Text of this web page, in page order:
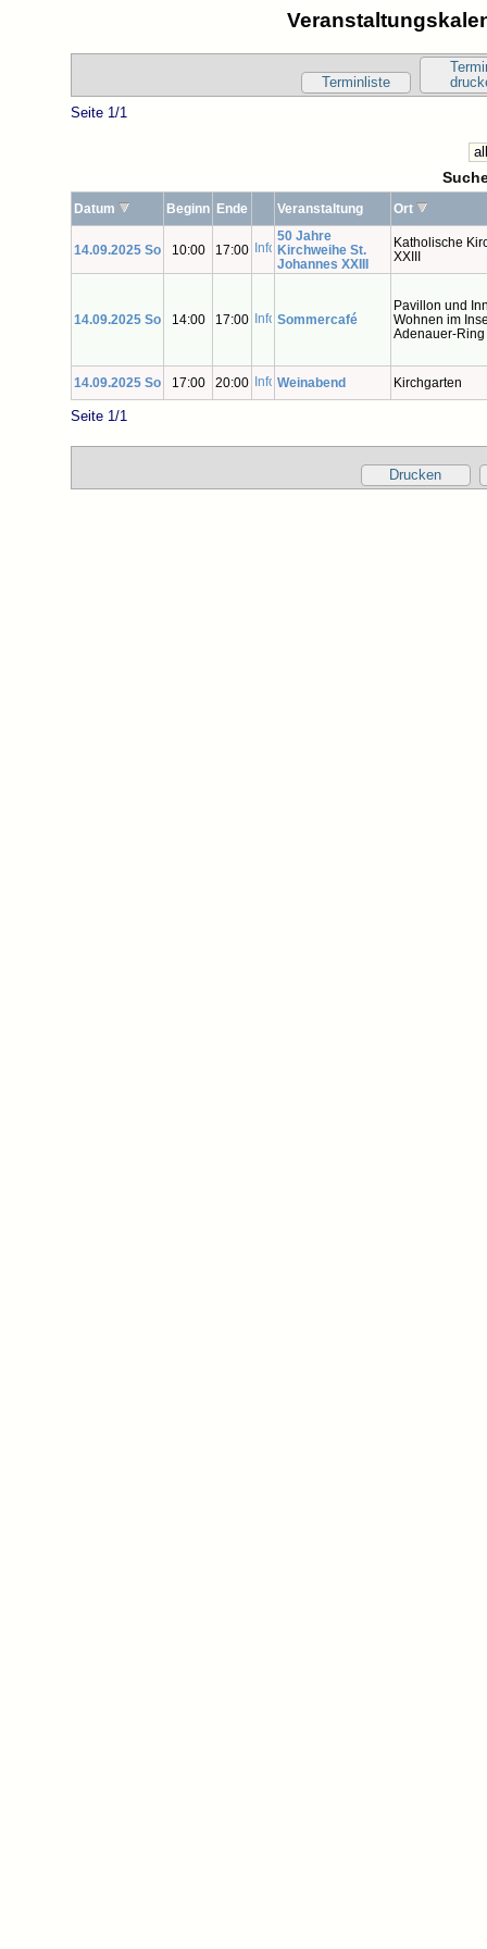
Terminliste
Seite 1/1
Datum Beginn Ende Veranstaltung Ort
14.09.2025 So 10:00 17:00
50 Jahre
Kirchweihe St.
Johannes XXIII
Katholische
XXIII
14.09.2025 So 14:00 17:00 Sommercafé
Pavillon und
Wohnen im
Adenauer-Ring
14.09.2025 So 17:00 20:00 Weinabend Kirchgarten
Seite 1/1
Drucken